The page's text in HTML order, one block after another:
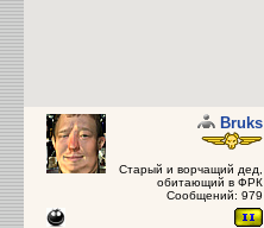
Bruks
Старый и ворчащий дед,
обитающий в ФРК
Сообщений: 979